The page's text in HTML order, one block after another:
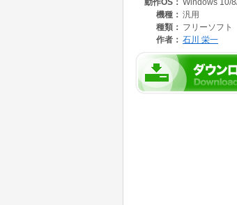
動作OS： Windows 10/
機種： 汎用
種類： フリーソフト
作者： 石川 栄一